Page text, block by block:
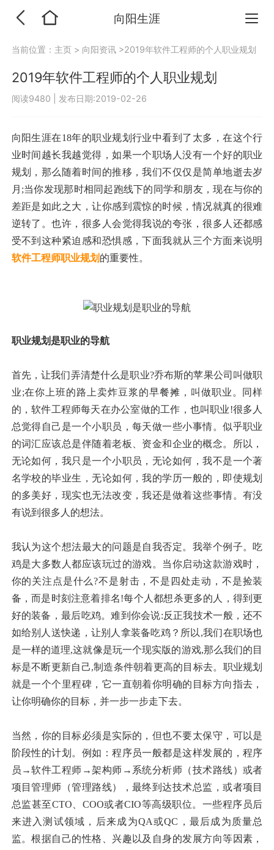
向阳生涯
当前位置： 主页 > 向阳资讯 >2019年软件工程师的个人职业规划
2019年软件工程师的个人职业规划
阅读9480 发布日期:2019-02-26
向阳生涯在18年的职业规划行业中看到了太多，在这个行
业时间越长我越觉得，如果一个职场人没有一个好的职业
规划，那么随着时间的推移，我们不仅仅是简单地逝去岁
月;当你发现那时相同起跑线下的同学和朋友，现在与你的
差距是如此之大，让你感到震惊的时候，情况就真的很难
逆转了。也许，很多人会觉得我说的夸张，很多人还都感
受不到这种紧迫感和恐惧感，下面我就从三个方面来说明
软件工程师职业规划 的重要性。
职业规划是职业的导航
首先，让我们弄清楚什么是职业?乔布斯的苹果公司叫做职
业;在你上班的路上卖炸豆浆的早餐摊，叫做职业。同样
的，软件工程师每天在办公室做的工作，也叫职业!很多人
总觉得自己是一个小职员，每天做一些小事情。似乎职业
的词汇应该总是伴随着老板、资金和企业的概念。所以，
无论如何，我只是一个小职员，无论如何，我不是一个著
名学校的毕业生，无论如何，我的学历一般的，即使规划
的多美好，现实也无法改变，我还是做着这些事情。有没
有说到很多人的想法。
我认为这个想法最大的问题是自我否定。我举个例子。吃
鸡是大多数人都应该玩过的游戏。当你启动这款游戏时，
你的关注点是什么?不是射击，不是四处走动，不是捡装
备，而是时刻注意着排名!每个人都想杀更多的人，得到更
好的装备，最后吃鸡。难到你会说:反正我技术一般，还不
如给别人送快递，让别人拿装备吃鸡？所以,我们在职场也
是一样的道理,这就像是玩一个现实版的游戏,那么我们的目
标是不断更新自己,制造条件朝着更高的目标去。职业规划
就是一个个里程碑，它一直朝着你明确的目标方向指去，
让你明确你的目标，并一步一步走下去。
当然，你的目标必须是实际的，但也不要太保守，可以是
阶段性的计划。例如：程序员一般都是这样发展的，程序
员→软件工程师→架构师→系统分析师（技术路线）或者
项目管理师（管理路线），最终到达技术总监，或者项目
总监甚至CTO、COO或者CIO等高级职位。一些程序员后
来进入测试领域，后来成为QA或QC，最后成为质量总
监。根据自己的性格、兴趣以及自身的发展方向等因素，